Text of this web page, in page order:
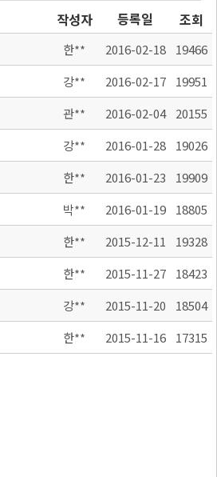
작성자 등록일 조회
한** 2016-02-18
19466
강** 2016-02-17
19951
관** 2016-02-04
20155
강** 2016-01-28
19026
한** 2016-01-23
19909
박** 2016-01-19
18805
한** 2015-12-11
19328
한** 2015-11-27
18423
강** 2015-11-20
18504
한** 2015-11-16 17315